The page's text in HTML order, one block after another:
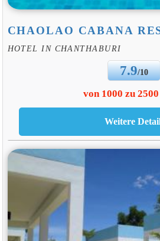
CHAOLAO CABANA
HOTEL IN CHANTHABURI
7.9/10
von 1000 zu